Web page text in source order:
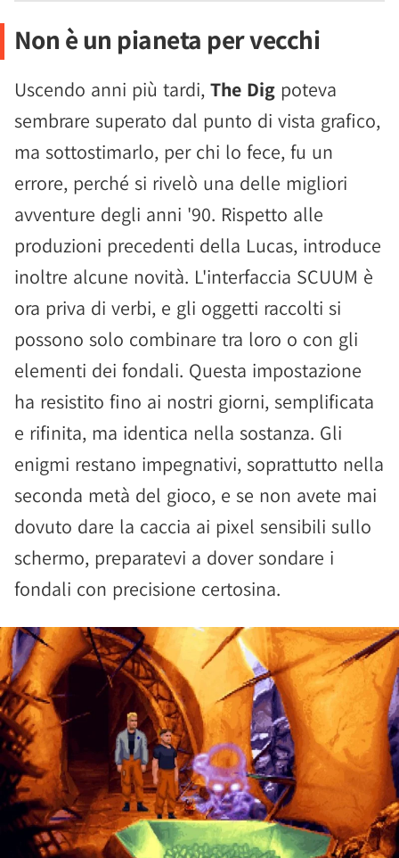
Non è un pianeta per vecchi
Uscendo anni più tardi, The Dig poteva
sembrare superato dal punto di vista grafico,
ma sottostimarlo, per chi lo fece, fu un
errore, perché si rivelò una delle migliori
avventure degli anni '90. Rispetto alle
produzioni precedenti della Lucas, introduce
inoltre alcune novità. L'interfaccia SCUUM è
ora priva di verbi, e gli oggetti raccolti si
possono solo combinare tra loro o con gli
elementi dei fondali. Questa impostazione
ha resistito fino ai nostri giorni, semplificata
e rifinita, ma identica nella sostanza. Gli
enigmi restano impegnativi, soprattutto nella
seconda metà del gioco, e se non avete mai
dovuto dare la caccia ai pixel sensibili sullo
schermo, preparatevi a dover sondare i
fondali con precisione certosina.